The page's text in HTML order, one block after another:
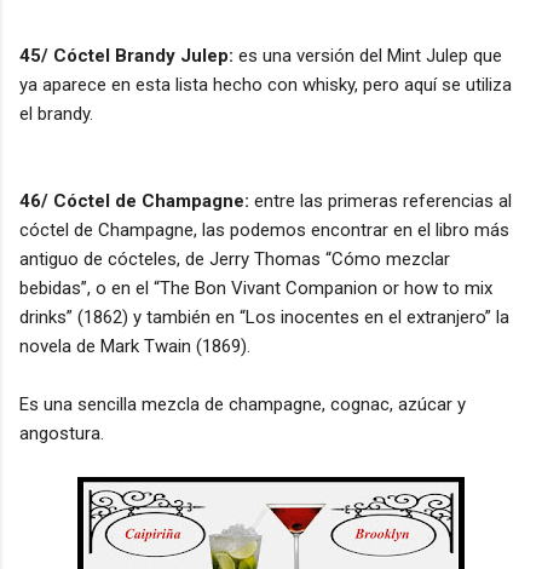
45/ Cóctel Brandy Julep: es una versión del Mint Julep que
ya aparece en esta lista hecho con whisky, pero aquí se utiliza
el brandy.
46/ Cóctel de Champagne: entre las primeras referencias al
cóctel de Champagne, las podemos encontrar en el libro más
antiguo de cócteles, de Jerry Thomas “Cómo mezclar
bebidas”, o en el “The Bon Vivant Companion or how to mix
drinks” (1862) y también en “Los inocentes en el extranjero” la
novela de Mark Twain (1869).
Es una sencilla mezcla de champagne, cognac, azúcar y
angostura.